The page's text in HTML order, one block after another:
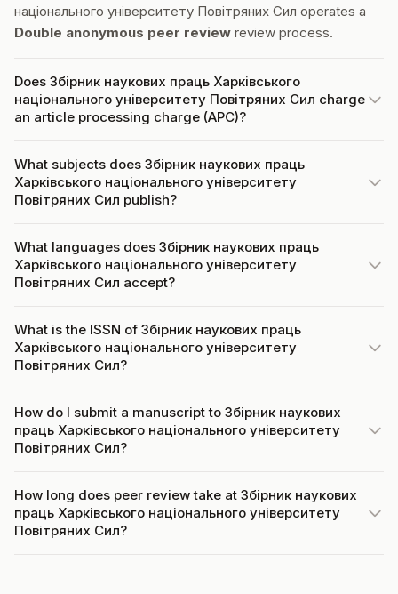
національного університету Повітряних Сил operates a
Double anonymous peer review review process.
Does Збірник наукових праць Харківського
національного університету Повітряних Сил charge
an article processing charge (APC)?
What subjects does Збірник наукових праць
Харківського національного університету
Повітряних Сил publish?
What languages does Збірник наукових праць
Харківського національного університету
Повітряних Сил accept?
What is the ISSN of Збірник наукових праць
Харківського національного університету
Повітряних Сил?
How do I submit a manuscript to Збірник наукових
праць Харківського національного університету
Повітряних Сил?
How long does peer review take at Збірник наукових
праць Харківського національного університету
Повітряних Сил?